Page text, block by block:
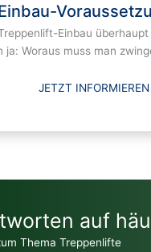
Einbau
ja: Woraus muss man
JETZT INFORMIEREN
auf
Thema Treppenlifte